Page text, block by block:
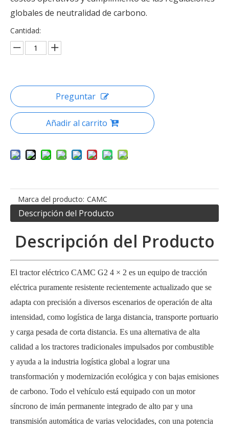
globales de neutralidad de carbono.
Cantidad:
Preguntar
Añadir al carrito
Marca del producto: CAMC
Descripción del Producto
Descripción del Producto
El tractor eléctrico CAMC G2 4 × 2 es un equipo de tracción
eléctrica puramente resistente recientemente actualizado que se
adapta con precisión a diversos escenarios de operación de alta
intensidad, como logística de larga distancia, transporte portuario
y carga pesada de corta distancia. Es una alternativa de alta
calidad a los tractores tradicionales impulsados ​​por combustible
y ayuda a la industria logística global a lograr una
transformación y modernización ecológica y con bajas emisiones
de carbono. Todo el vehículo está equipado con un motor
síncrono de imán permanente integrado de alto par y una
transmisión automática de varias velocidades, con una potencia